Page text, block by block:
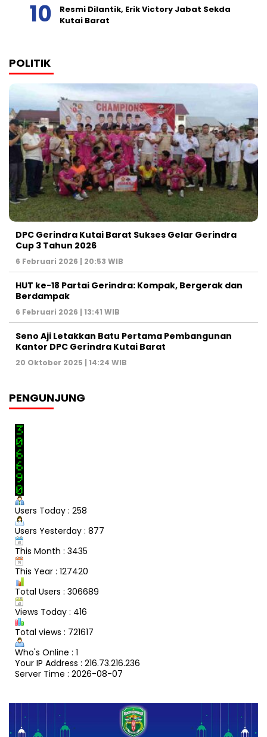
Resmi Dilantik, Erik Victory Jabat Sekda
Kutai Barat
POLITIK
DPC Gerindra Kutai Barat Sukses Gelar Gerindra
Cup 3 Tahun 2026
6 Februari 2026 | 20:53 WIB
HUT ke-18 Partai Gerindra: Kompak, Bergerak dan
Berdampak
6 Februari 2026 | 13:41 WIB
Seno Aji Letakkan Batu Pertama Pembangunan
Kantor DPC Gerindra Kutai Barat
20 Oktober 2025 | 14:24 WIB
PENGUNJUNG
Users Today : 258
Users Yesterday : 877
This Month : 3435
This Year : 127420
Total Users : 306689
Views Today : 416
Total views : 721617
Who's Online : 1
Your IP Address : 216.73.216.236
Server Time : 2026-08-07